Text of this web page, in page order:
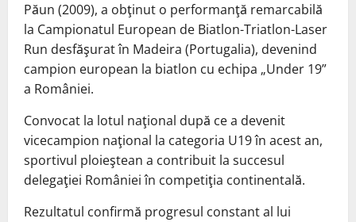
Păun (2009), a obţinut o performanţă remarcabilă
la Campionatul European de Biatlon-Triatlon-Laser
Run desfăşurat în Madeira (Portugalia), devenind
campion european la biatlon cu echipa „Under 19”
a României.
Convocat la lotul naţional după ce a devenit
vicecampion naţional la categoria U19 în acest an,
sportivul ploieştean a contribuit la succesul
delegaţiei României în competiţia continentală.
Rezultatul confirmă progresul constant al lui